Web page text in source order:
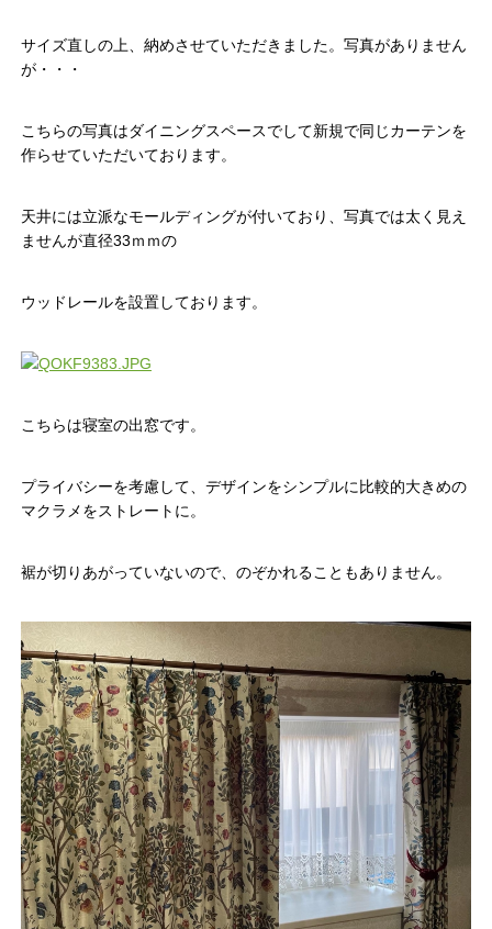
サイズ直しの上、納めさせていただきました。写真がありません
が・・・
こちらの写真はダイニングスペースでして新規で同じカーテンを
作らせていただいております。
天井には立派なモールディングが付いており、写真では太く見え
ませんが直径33ｍｍの
ウッドレールを設置しております。
こちらは寝室の出窓です。
プライバシーを考慮して、デザインをシンプルに比較的大きめの
マクラメをストレートに。
裾が切りあがっていないので、のぞかれることもありません。